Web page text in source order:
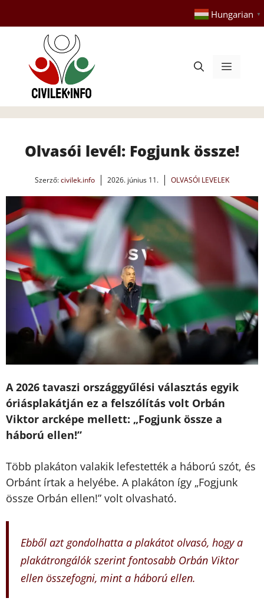
tartalomba
Hungarian ▼
Menü
Olvasói levél: Fogjunk össze!
Szerző:civilek.info 2026. június 11. OLVASÓI LEVELEK
A 2026 tavaszi országgyűlési választás egyik
óriásplakátján ez a felszólítás volt Orbán
Viktor arcképe mellett: „Fogjunk össze a
háború ellen!”
Több plakáton valakik lefestették a háború szót, és
Orbánt írtak a helyébe. A plakáton így „Fogjunk
össze Orbán ellen!” volt olvasható.
Ebből azt gondolhatta a plakátot olvasó, hogy a
plakátrongálók szerint fontosabb Orbán Viktor
ellen összefogni, mint a háború ellen.